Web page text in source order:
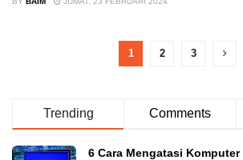
1 2 3
Trending Comments
6 Cara Mengatasi Komputer